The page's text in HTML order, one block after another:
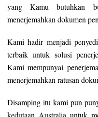
yang Kamu butuhkan
menerjemahkan dokumen
Kami hadir menjadi
terbaik untuk solusi
Kami mempunyai
menerjemahkan ratusan
Disamping itu kami pun
kedutaan Australia untuk